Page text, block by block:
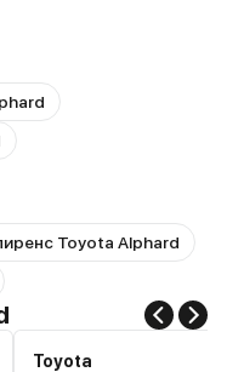
Toyota Alphard
Toyota